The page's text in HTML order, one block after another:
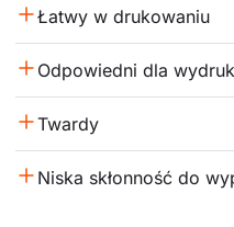
Łatwy w drukowaniu
Odpowiedni dla
Twardy
Niska skłonność do